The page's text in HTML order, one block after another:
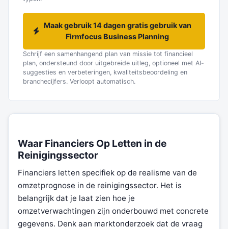
Maak gebruik 14 dagen gratis gebruik van
Firmfocus Business Planning
Schrijf een samenhangend plan van missie tot financieel
plan, ondersteund door uitgebreide uitleg, optioneel met AI-
suggesties en verbeteringen, kwaliteitsbeoordeling en
branchecijfers. Verloopt automatisch.
Waar Financiers Op Letten in de
Reinigingssector
Financiers letten specifiek op de realisme van de
omzetprognose in de reinigingssector. Het is
belangrijk dat je laat zien hoe je
omzetverwachtingen zijn onderbouwd met concrete
gegevens. Denk aan marktonderzoek dat de vraag